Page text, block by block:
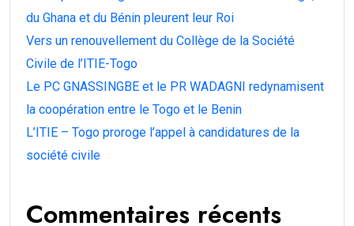
du Ghana et du Bénin pleurent leur Roi
Vers un renouvellement du Collège de la Société
Civile de l’ITIE-Togo
Le PC GNASSINGBE et le PR WADAGNI redynamisent
la coopération entre le Togo et le Benin
L’ITIE – Togo proroge l’appel à candidatures de la
société civile
Commentaires récents